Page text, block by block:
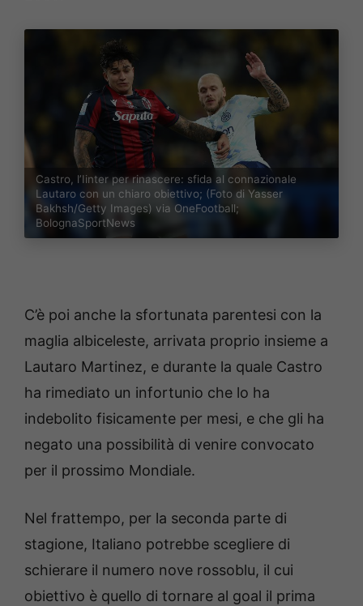
Castro, l’Iinter per rinascere: sfida al connazionale
Lautaro con un chiaro obiettivo; (Foto di Yasser
Bakhsh/Getty Images) via OneFootball;
BolognaSportNews
C’è poi anche la sfortunata parentesi con la
maglia albiceleste, arrivata proprio insieme a
Lautaro Martinez, e durante la quale Castro
ha rimediato un infortunio che lo ha
indebolito fisicamente per mesi, e che gli ha
negato una possibilità di venire convocato
per il prossimo Mondiale.
Nel frattempo, per la seconda parte di
stagione, Italiano potrebbe scegliere di
schierare il numero nove rossoblu, il cui
obiettivo è quello di tornare al goal il prima